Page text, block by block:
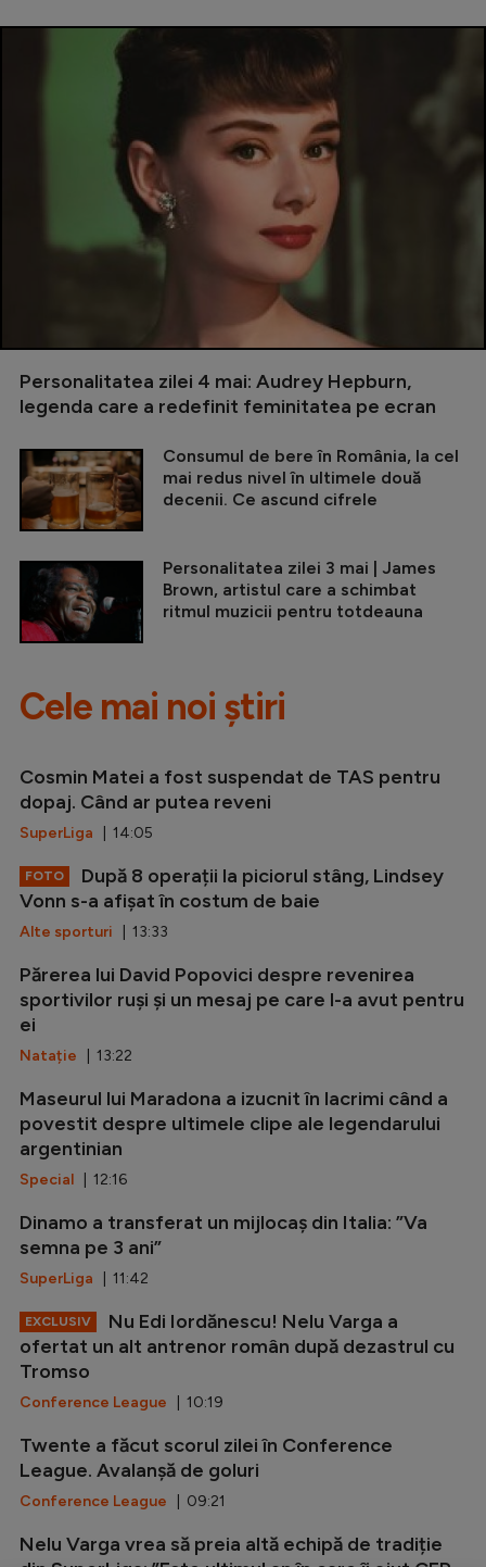
Personalitatea zilei 4 mai: Audrey Hepburn,
legenda care a redefinit feminitatea pe ecran
Consumul de bere în România, la cel
mai redus nivel în ultimele două
decenii. Ce ascund cifrele
Personalitatea zilei 3 mai | James
Brown, artistul care a schimbat
ritmul muzicii pentru totdeauna
Cele mai noi știri
Cosmin Matei a fost suspendat de TAS pentru
dopaj. Când ar putea reveni
SuperLiga | 14:05
FOTO
După 8 operații la piciorul stâng, Lindsey
Vonn s-a afișat în costum de baie
Alte sporturi | 13:33
Părerea lui David Popovici despre revenirea
sportivilor ruși și un mesaj pe care l-a avut pentru
ei
Natație | 13:22
Maseurul lui Maradona a izucnit în lacrimi când a
povestit despre ultimele clipe ale legendarului
argentinian
Special | 12:16
Dinamo a transferat un mijlocaș din Italia: ”Va
semna pe 3 ani”
SuperLiga | 11:42
EXCLUSIV
Nu Edi Iordănescu! Nelu Varga a
ofertat un alt antrenor român după dezastrul cu
Tromso
Conference League | 10:19
Twente a făcut scorul zilei în Conference
League. Avalanșă de goluri
Conference League | 09:21
Nelu Varga vrea să preia altă echipă de tradiție